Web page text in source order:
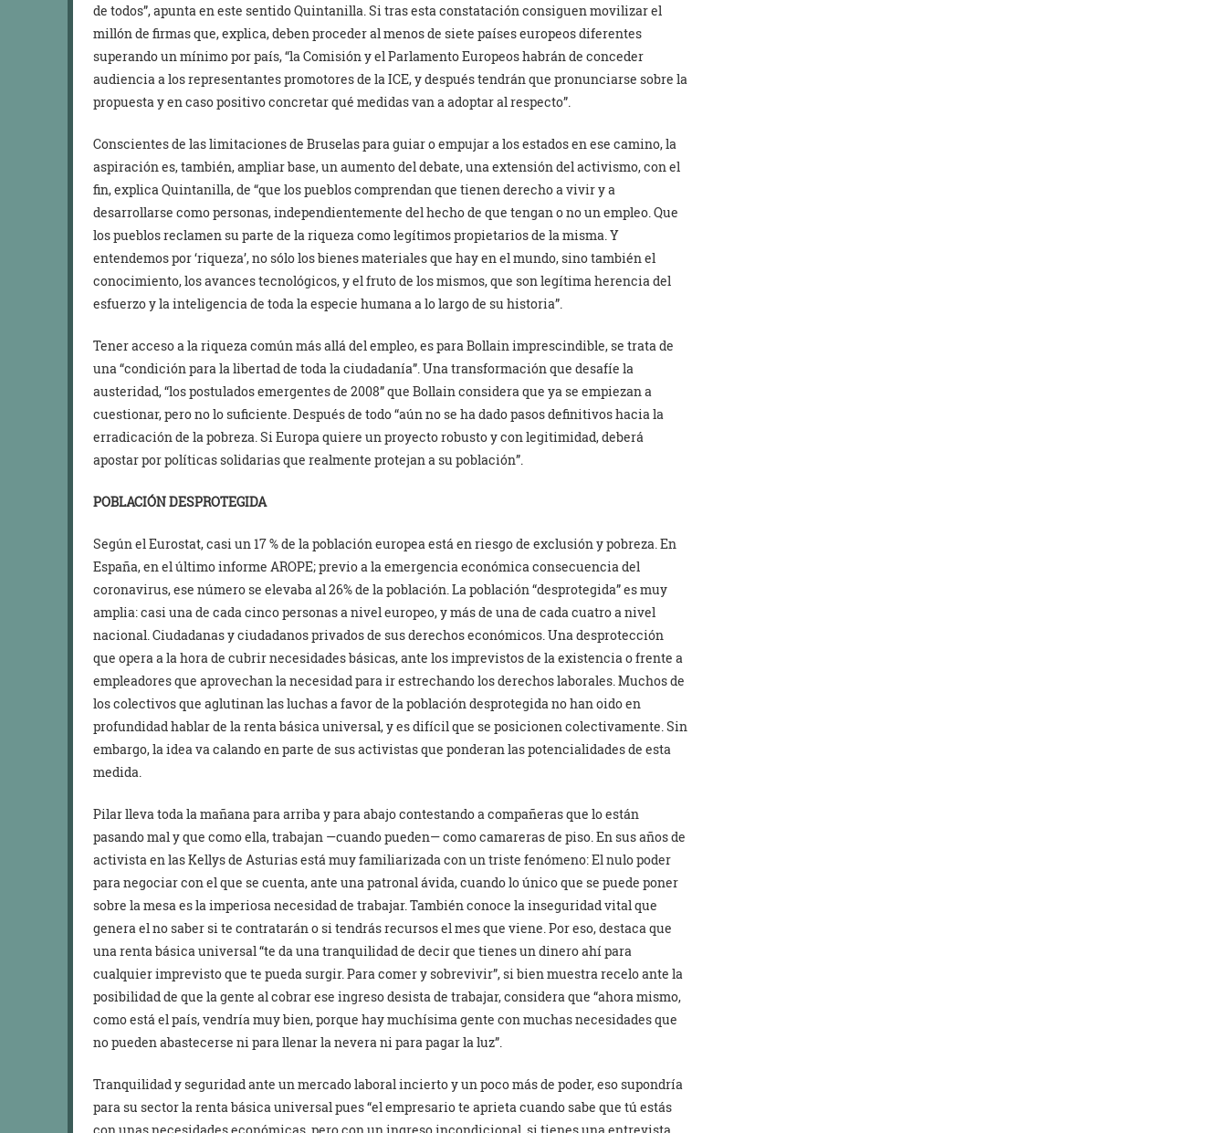
de todos”, apunta en este sentido Quintanilla. Si tras esta constatación consiguen movilizar el
millón de firmas que, explica, deben proceder al menos de siete países europeos diferentes
superando un mínimo por país, “la Comisión y el Parlamento Europeos habrán de conceder
audiencia a los representantes promotores de la ICE, y después tendrán que pronunciarse sobre la
propuesta y en caso positivo concretar qué medidas van a adoptar al respecto”.
Conscientes de las limitaciones de Bruselas para guiar o empujar a los estados en ese camino, la
aspiración es, también, ampliar base, un aumento del debate, una extensión del activismo, con el
fin, explica Quintanilla, de “que los pueblos comprendan que tienen derecho a vivir y a
desarrollarse como personas, independientemente del hecho de que tengan o no un empleo. Que
los pueblos reclamen su parte de la riqueza como legítimos propietarios de la misma. Y
entendemos por ‘riqueza’, no sólo los bienes materiales que hay en el mundo, sino también el
conocimiento, los avances tecnológicos, y el fruto de los mismos, que son legítima herencia del
esfuerzo y la inteligencia de toda la especie humana a lo largo de su historia”.
Tener acceso a la riqueza común más allá del empleo, es para Bollain imprescindible, se trata de
una “condición para la libertad de toda la ciudadanía”. Una transformación que desafíe la
austeridad, “los postulados emergentes de 2008” que Bollain considera que ya se empiezan a
cuestionar, pero no lo suficiente. Después de todo “aún no se ha dado pasos definitivos hacia la
erradicación de la pobreza. Si Europa quiere un proyecto robusto y con legitimidad, deberá
apostar por políticas solidarias que realmente protejan a su población”.
POBLACIÓN DESPROTEGIDA
Según el Eurostat, casi un 17 % de la población europea está en riesgo de exclusión y pobreza. En
España, en el último informe AROPE; previo a la emergencia económica consecuencia del
coronavirus, ese número se elevaba al 26% de la población. La población “desprotegida” es muy
amplia: casi una de cada cinco personas a nivel europeo, y más de una de cada cuatro a nivel
nacional. Ciudadanas y ciudadanos privados de sus derechos económicos. Una desprotección
que opera a la hora de cubrir necesidades básicas, ante los imprevistos de la existencia o frente a
empleadores que aprovechan la necesidad para ir estrechando los derechos laborales. Muchos de
los colectivos que aglutinan las luchas a favor de la población desprotegida no han oido en
profundidad hablar de la renta básica universal, y es difícil que se posicionen colectivamente. Sin
embargo, la idea va calando en parte de sus activistas que ponderan las potencialidades de esta
medida.
Pilar lleva toda la mañana para arriba y para abajo contestando a compañeras que lo están
pasando mal y que como ella, trabajan —cuando pueden— como camareras de piso. En sus años de
activista en las Kellys de Asturias está muy familiarizada con un triste fenómeno: El nulo poder
para negociar con el que se cuenta, ante una patronal ávida, cuando lo único que se puede poner
sobre la mesa es la imperiosa necesidad de trabajar. También conoce la inseguridad vital que
genera el no saber si te contratarán o si tendrás recursos el mes que viene. Por eso, destaca que
una renta básica universal “te da una tranquilidad de decir que tienes un dinero ahí para
cualquier imprevisto que te pueda surgir. Para comer y sobrevivir”, si bien muestra recelo ante la
posibilidad de que la gente al cobrar ese ingreso desista de trabajar, considera que “ahora mismo,
como está el país, vendría muy bien, porque hay muchísima gente con muchas necesidades que
no pueden abastecerse ni para llenar la nevera ni para pagar la luz”.
Tranquilidad y seguridad ante un mercado laboral incierto y un poco más de poder, eso supondría
para su sector la renta básica universal pues “el empresario te aprieta cuando sabe que tú estás